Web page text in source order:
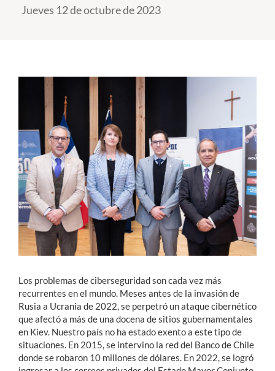
Admisión
Formación Continua
Estudiantes
Académicos
Funcionarios
Alumni
English
Jueves 12 de octubre de 2023
Los problemas de ciberseguridad son cada vez más
recurrentes en el mundo. Meses antes de la invasión de
Rusia a Ucrania de 2022, se perpetró un ataque cibernético
que afectó a más de una docena de sitios gubernamentales
en Kiev. Nuestro país no ha estado exento a este tipo de
situaciones. En 2015, se intervino la red del Banco de Chile
donde se robaron 10 millones de dólares. En 2022, se logró